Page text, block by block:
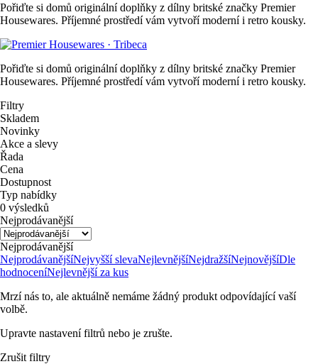
Pořiďte si domů originální doplňky z dílny britské značky Premier
Housewares. Příjemné prostředí vám vytvoří moderní i retro kousky.
Pořiďte si domů originální doplňky z dílny britské značky Premier
Housewares. Příjemné prostředí vám vytvoří moderní i retro kousky.
Filtry
Skladem
Novinky
Akce a slevy
Řada
Cena
Dostupnost
Typ nabídky
0 výsledků
Nejprodávanější
Nejprodávanější
NejprodávanějšíNejvyšší slevaNejlevnějšíNejdražšíNejnovějšíDle
hodnoceníNejlevnější za kus
Mrzí nás to, ale aktuálně nemáme žádný produkt odpovídající vaší
volbě.
Upravte nastavení filtrů nebo je zrušte.
Zrušit filtry